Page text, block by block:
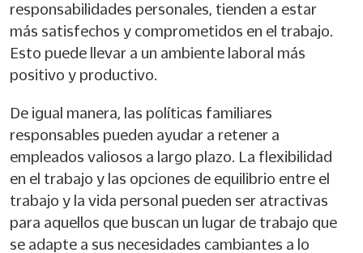
responsabilidades personales, tienden a estar
más satisfechos y comprometidos en el trabajo.
Esto puede llevar a un ambiente laboral más
positivo y productivo.
De igual manera, las políticas familiares
responsables pueden ayudar a retener a
empleados valiosos a largo plazo. La flexibilidad
en el trabajo y las opciones de equilibrio entre el
trabajo y la vida personal pueden ser atractivas
para aquellos que buscan un lugar de trabajo que
se adapte a sus necesidades cambiantes a lo